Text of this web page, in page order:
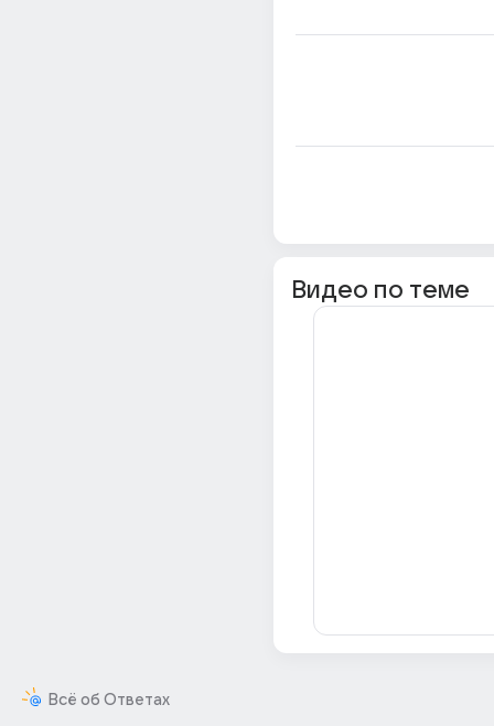
Всё об Ответах
Видео по теме